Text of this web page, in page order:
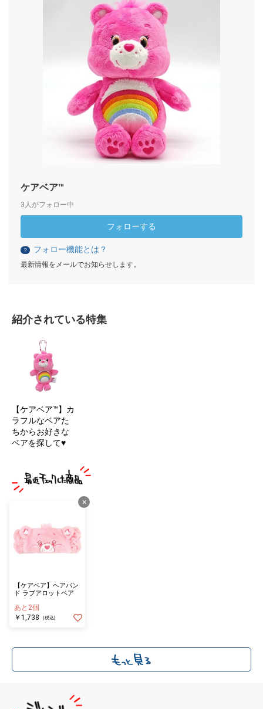
ケアベア™
3人がフォロー中
フォローする
？ フォロー機能とは？
最新情報をメールでお知らせします。
紹介されている特集
【ケアベア™】カ
ラフルなベアた
ちからお好きな
ベアを探して♥
×
【ケアベア】ヘアバン
ド ラブアロットベア
あと2個
￥1,738
(税込)